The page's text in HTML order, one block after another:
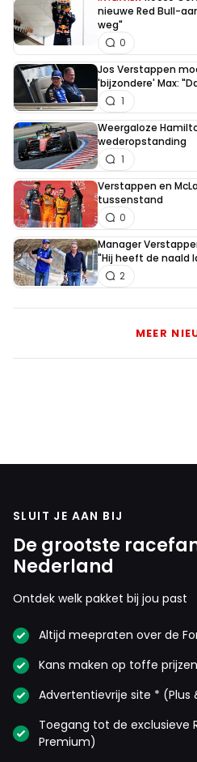
nieuwe Red Bull-
weg"
0
Jos Verstappen
'bijzondere' Max:
1
Weergaloze
wederopstanding
1
Verstappen en
tussenstand
0
Manager
"Hij heeft de naald
2
MEER
SLUIT JE AAN BIJ
De grootste
Nederland
Ontdek welk pakket bij jou past
Altijd meepraten over de
Kans maken op toffe prijzen
Advertentievrije site * (Plus
Toegang tot de exclusieve
Premium)